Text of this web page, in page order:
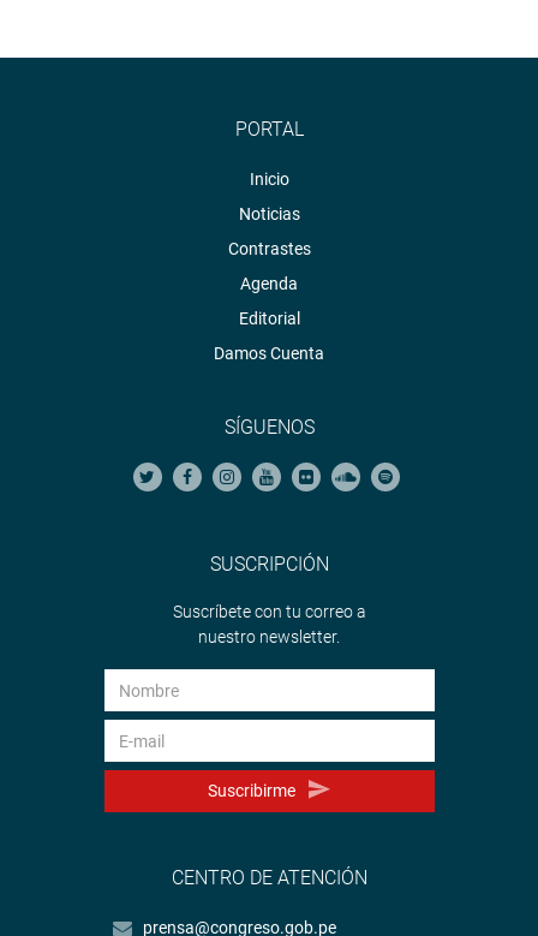
PORTAL
Inicio
Noticias
Contrastes
Agenda
Editorial
Damos Cuenta
SÍGUENOS
SUSCRIPCIÓN
Suscríbete con tu correo a
nuestro newsletter.
Suscribirme
CENTRO DE ATENCIÓN
prensa@congreso.gob.pe